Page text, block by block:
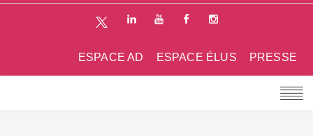
PRESSE
ESPACE ÉLUS
ESPACE AD